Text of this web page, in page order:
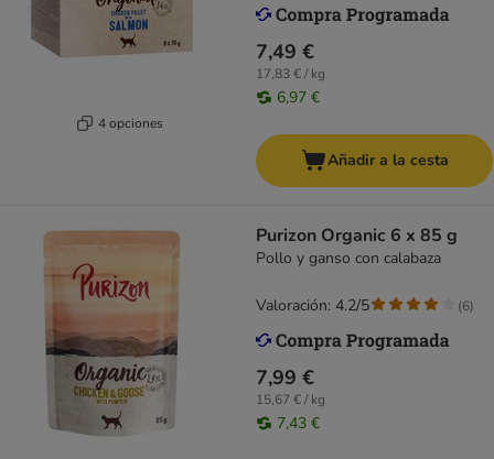
4 opciones
7,49 €
17,83 € / kg
6,97 €
Añadir a la cesta
Purizon Organic 6 x 85 g
Pollo y ganso con calabaza
7,99 €
15,67 € / kg
7,43 €
Valoración: 4.2/5 (6)